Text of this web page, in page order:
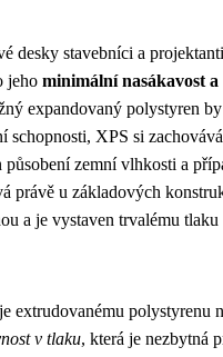
desky stavebníci a
jeho minimální nasákavost a
expandovaný polystyren
schopnosti, XPS si
zemní vlhkosti a
právě u základových
a je vystaven trvalému
extrudovanému polystyrenu
v tlaku, která je nezbytná